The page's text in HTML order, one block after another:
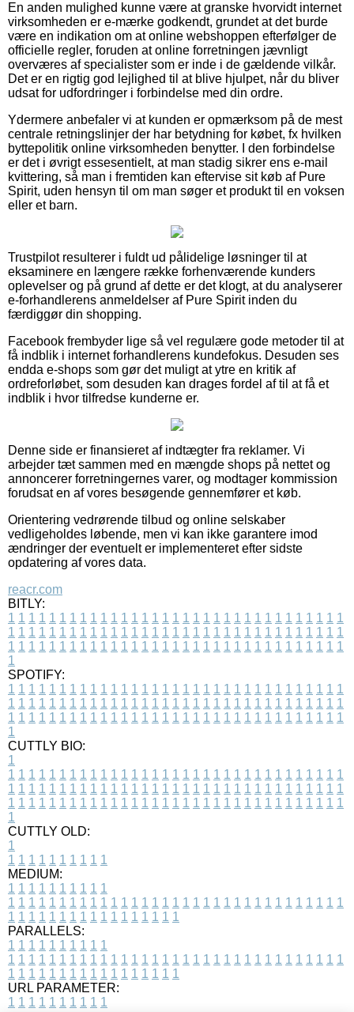
En anden mulighed kunne være at granske hvorvidt internet
virksomheden er e-mærke godkendt, grundet at det burde
være en indikation om at online webshoppen efterfølger de
officielle regler, foruden at online forretningen jævnligt
overværes af specialister som er inde i de gældende vilkår.
Det er en rigtig god lejlighed til at blive hjulpet, når du bliver
udsat for udfordringer i forbindelse med din ordre.
Ydermere anbefaler vi at kunden er opmærksom på de mest
centrale retningslinjer der har betydning for købet, fx hvilken
byttepolitik online virksomheden benytter. I den forbindelse
er det i øvrigt essesentielt, at man stadig sikrer ens e-mail
kvittering, så man i fremtiden kan eftervise sit køb af Pure
Spirit, uden hensyn til om man søger et produkt til en voksen
eller et barn.
Trustpilot resulterer i fuldt ud pålidelige løsninger til at
eksaminere en længere række forhenværende kunders
oplevelser og på grund af dette er det klogt, at du analyserer
e-forhandlerens anmeldelser af Pure Spirit inden du
færdiggør din shopping.
Facebook frembyder lige så vel regulære gode metoder til at
få indblik i internet forhandlerens kundefokus. Desuden ses
endda e-shops som gør det muligt at ytre en kritik af
ordreforløbet, som desuden kan drages fordel af til at få et
indblik i hvor tilfredse kunderne er.
Denne side er finansieret af indtægter fra reklamer. Vi
arbejder tæt sammen med en mængde shops på nettet og
annoncerer forretningernes varer, og modtager kommission
forudsat en af vores besøgende gennemfører et køb.
Orientering vedrørende tilbud og online selskaber
vedligeholdes løbende, men vi kan ikke garantere imod
ændringer der eventuelt er implementeret efter sidste
opdatering af vores data.
reacr.com
BITLY:
1 1 1 1 1 1 1 1 1 1 1 1 1 1 1 1 1 1 1 1 1 1 1 1 1 1 1 1 1 1 1 1 1
1 1 1 1 1 1 1 1 1 1 1 1 1 1 1 1 1 1 1 1 1 1 1 1 1 1 1 1 1 1 1 1 1
1 1 1 1 1 1 1 1 1 1 1 1 1 1 1 1 1 1 1 1 1 1 1 1 1 1 1 1 1 1 1 1 1
1
SPOTIFY:
1 1 1 1 1 1 1 1 1 1 1 1 1 1 1 1 1 1 1 1 1 1 1 1 1 1 1 1 1 1 1 1 1
1 1 1 1 1 1 1 1 1 1 1 1 1 1 1 1 1 1 1 1 1 1 1 1 1 1 1 1 1 1 1 1 1
1 1 1 1 1 1 1 1 1 1 1 1 1 1 1 1 1 1 1 1 1 1 1 1 1 1 1 1 1 1 1 1 1
1
CUTTLY BIO:
1
1 1 1 1 1 1 1 1 1 1 1 1 1 1 1 1 1 1 1 1 1 1 1 1 1 1 1 1 1 1 1 1 1
1 1 1 1 1 1 1 1 1 1 1 1 1 1 1 1 1 1 1 1 1 1 1 1 1 1 1 1 1 1 1 1 1
1 1 1 1 1 1 1 1 1 1 1 1 1 1 1 1 1 1 1 1 1 1 1 1 1 1 1 1 1 1 1 1 1
1
CUTTLY OLD:
1
1 1 1 1 1 1 1 1 1 1
MEDIUM:
1 1 1 1 1 1 1 1 1 1
1 1 1 1 1 1 1 1 1 1 1 1 1 1 1 1 1 1 1 1 1 1 1 1 1 1 1 1 1 1 1 1 1
1 1 1 1 1 1 1 1 1 1 1 1 1 1 1 1 1
PARALLELS:
1 1 1 1 1 1 1 1 1 1
1 1 1 1 1 1 1 1 1 1 1 1 1 1 1 1 1 1 1 1 1 1 1 1 1 1 1 1 1 1 1 1 1
1 1 1 1 1 1 1 1 1 1 1 1 1 1 1 1 1
URL PARAMETER:
1 1 1 1 1 1 1 1 1 1